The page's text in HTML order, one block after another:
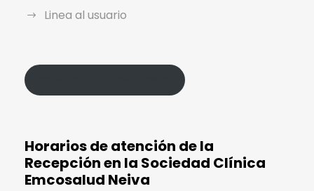
Linea al usuario
Horarios de atención de la
Recepción en la Sociedad Clínica
Emcosalud Neiva